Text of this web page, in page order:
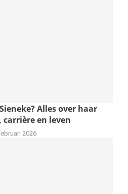
Alles over haar
carrière en leven
2026